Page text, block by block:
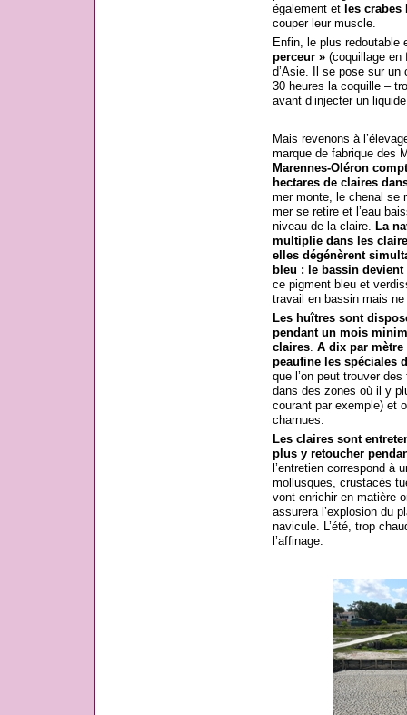
également et les crabes
couper leur muscle.
Enfin, le plus redoutable
perceur »(coquillage en
d’Asie. Il se pose sur un
30 heures la coquille –
avant d’injecter un
Mais revenons à
marque de fabrique des
Marennes-Oléron
hectares de claires
mer monte, le chenal se
mer se retire et l’eau
niveau de la claire. La
multiplie dans les
elles dégénèrent
bleu : le bassin
ce pigment bleu et
travail en bassin mais
Les huîtres sont
pendant un mois
claires. A dix par mètre
peaufine les spéciales
que l’on peut trouver
dans des zones où il y
courant par exemple) et
charnues.
Les claires sont
plus y retoucher
l’entretien correspond à
mollusques, crustacés
vont enrichir en matière
assurera l’explosion du
navicule. L’été, trop
l’affinage.